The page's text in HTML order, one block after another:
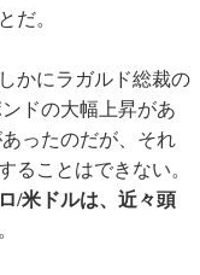
だ。
かにラガルド総裁の
ドの大幅上昇があ
ったのだが、それ
ることはできない。
/米ドルは、近々頭